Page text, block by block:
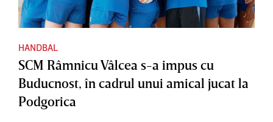
HANDBAL
SCM Râmnicu Vâlcea s-a impus cu
Buducnost, în cadrul unui amical jucat la
Podgorica